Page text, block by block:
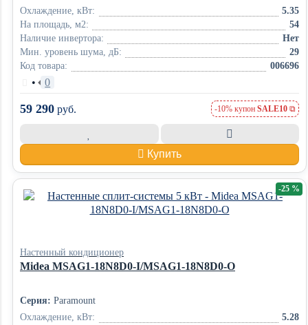
Охлаждение, кВт:
5.35
На площадь, м2:
54
Наличие инвертора:
Нет
Мин. уровень шума, дБ:
29
Код товара:
006696
• 0
59 290 руб. -10% купон SALE10
Купить
Настенный кондиционер
Midea MSAG1-18N8D0-I/MSAG1-18N8D0-O
Серия: Paramount
Охлаждение, кВт:
5.28
-25 %